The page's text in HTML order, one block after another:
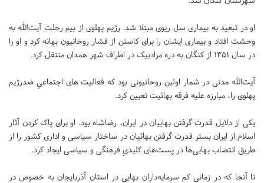
او در تبعید به بیماری سل ریوی مبتلا شد. رژیم پهلوی از بیم رحلت آیت‌الله به
وحشت افتاد و بیماری ایشان را برای کاستن از فشار روحانیون بهانه کرد و او را
در سال ۱۳۵۱ از کنگان به دره مرادبیک در اطراف شهر همدان منتقل کرد.
آیت‌الله مدنی در شمار اولین روحانیونی بود که فعالیت های اجتماعیِ ضدرژیم
پهلوی را، مبارزه علیه فرقه بهائیت تعیین کرد.
یکی از دلایل قدرت گرفتن بهاییان در ایران، رضاشاه بود. او برای پاک کردن آثار
اسلام از ایران بستر قدرت گرفتن بهائیان در ساختار سیاسی و اداری کشور را از
طریق انتصاب بهایی‌ها در پست‌های کلیدیِ فرهنگی و سیاسی ایجاد کرد.
تا آنجا که در زمانی کم سرمایه‌داران بهایی در استان آذربایجان به خصوص در